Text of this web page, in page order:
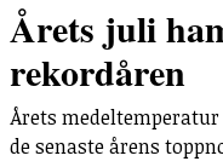
Årets juli
rekordåren
Årets
de senaste årens